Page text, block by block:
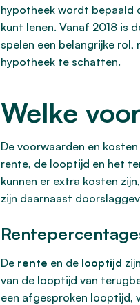
hypotheek wordt bepaald
kunt lenen. Vanaf 2018 is
spelen een belangrijke
hypotheek te schatten.
Welke
De voorwaarden en
rente, de looptijd en het
kunnen er extra kosten
zijn daarnaast
De rente en de looptijd
van de looptijd van
een afgesproken looptijd,